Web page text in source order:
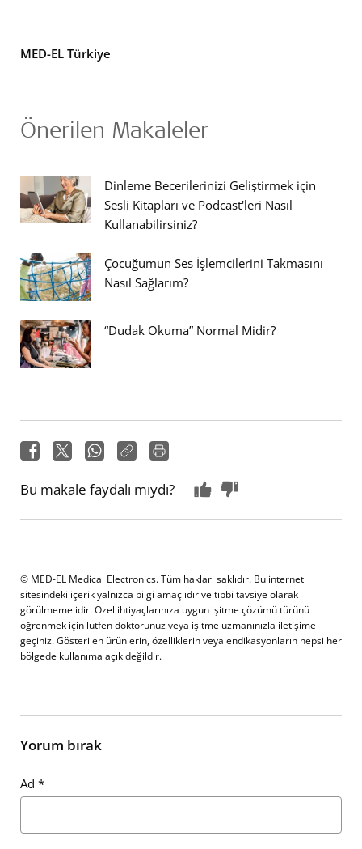
MED-EL Türkiye
Önerilen Makaleler
Dinleme Becerilerinizi Geliştirmek için
Sesli Kitapları ve Podcast'leri Nasıl
Kullanabilirsiniz?
Çocuğumun Ses İşlemcilerini Takmasını
Nasıl Sağlarım?
“Dudak Okuma” Normal Midir?
Bu makale faydalı mıydı?
© MED-EL Medical Electronics. Tüm hakları saklıdır. Bu internet
sitesindeki içerik yalnızca bilgi amaçlıdır ve tıbbi tavsiye olarak
görülmemelidir. Özel ihtiyaçlarınıza uygun işitme çözümü türünü
öğrenmek için lütfen doktorunuz veya işitme uzmanınızla iletişime
geçiniz. Gösterilen ürünlerin, özelliklerin veya endikasyonların hepsi her
bölgede kullanıma açık değildir.
Yorum bırak
Ad *